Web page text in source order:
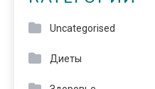
Uncategorised
Диеты